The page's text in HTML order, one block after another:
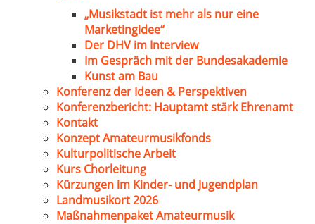
„Musikstadt ist mehr als nur eine
Marketingidee“
Der DHV im Interview
Im Gespräch mit der Bundesakademie
Kunst am Bau
Konferenz der Ideen & Perspektiven
Konferenzbericht: Hauptamt stärk Ehrenamt
Kontakt
Konzept Amateurmusikfonds
Kulturpolitische Arbeit
Kurs Chorleitung
Kürzungen im Kinder- und Jugendplan
Landmusikort 2026
Maßnahmenpaket Amateurmusik